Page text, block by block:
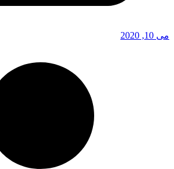
می 10, 2020